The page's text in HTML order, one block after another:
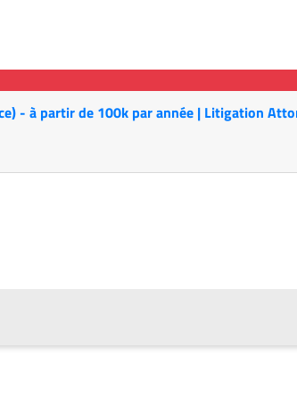
- à partir de 100k par année | Litigation